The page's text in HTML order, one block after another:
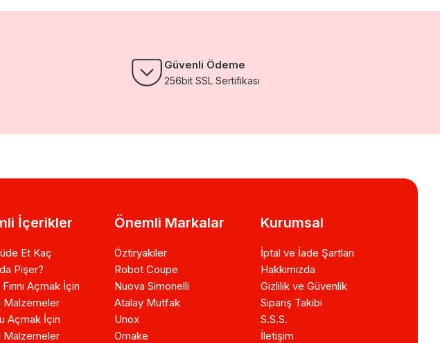
Güvenli Ödeme
256bit SSL Sertifikası
İçerikler
Et Kaç
Pişer?
Açmak İçin
Malzemeler
Açmak İçin
Malzemeler
Önemli Markalar
Öztiryakiler
Robot Coupe
Nuova Simonelli
Atalay Mutfak
Unox
Omake
Kurumsal
İptal ve İade Şartları
Hakkımızda
Gizlilik ve Güvenlik
Sipariş Takibi
S.S.S.
İletişim